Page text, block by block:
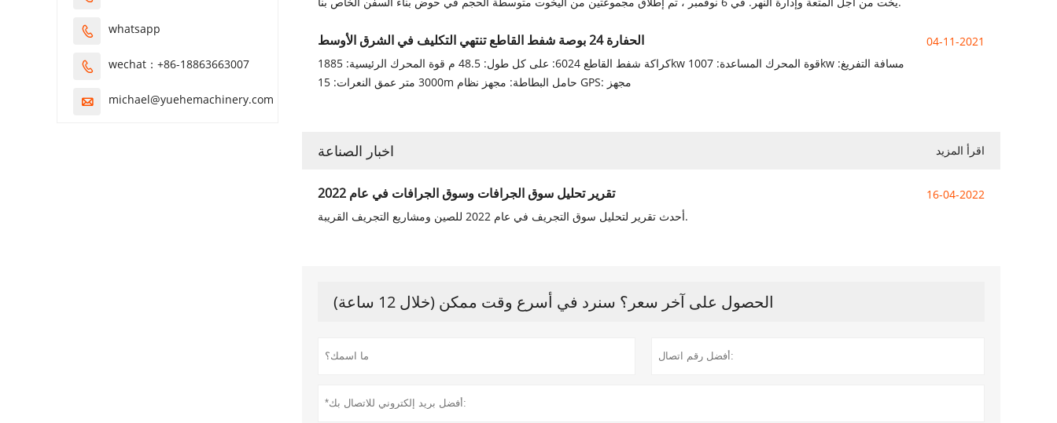
الحفارة 24 بوصة شفط القاطع تنتهي التكليف في الشرق الأوسط
كراكة شفط القاطع 6024: على كل طول: 48.5 م قوة المحرك الرئيسية: 1885kw قوة المحرك المساعدة: 1007kw مسافة التفريغ:
3000 متر عمق النعرات: 15m حامل البطاطة: مجهز نظام GPS: مجهز
04-11-2021
اخبار الصناعة اقرأ المزيد
تقرير تحليل سوق الجرافات وسوق الجرافات في عام 2022
أحدث تقرير لتحليل سوق التجريف في عام 2022 للصين ومشاريع التجريف القريبة.
16-04-2022
الحصول على آخر سعر؟ سنرد في أسرع وقت ممكن (خلال 12 ساعة)
 whatsapp
 wechat：+86-18863663007
 michael@yuehemachinery.com